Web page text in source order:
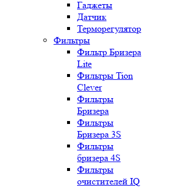
Гаджеты
Датчик
Терморегулятор
Фильтры
Фильтр Бризера
Lite
Фильтры Tion
Clever
Фильтры
Бризера
Фильтры
Бризера 3S
Фильтры
бризера 4S
Фильтры
очистителей IQ